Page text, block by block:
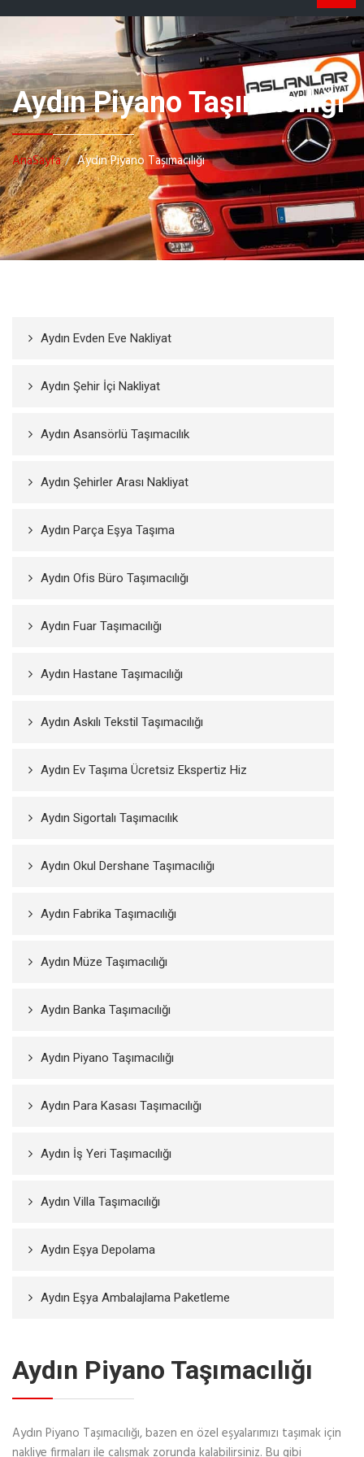
Aydın Piyano Taşımacılığı
AnaSayfa Aydın Piyano Taşımacılığı
Aydın Evden Eve Nakliyat
Aydın Şehir İçi Nakliyat
Aydın Asansörlü Taşımacılık
Aydın Şehirler Arası Nakliyat
Aydın Parça Eşya Taşıma
Aydın Ofis Büro Taşımacılığı
Aydın Fuar Taşımacılığı
Aydın Hastane Taşımacılığı
Aydın Askılı Tekstil Taşımacılığı
Aydın Ev Taşıma Ücretsiz Ekspertiz Hiz
Aydın Sigortalı Taşımacılık
Aydın Okul Dershane Taşımacılığı
Aydın Fabrika Taşımacılığı
Aydın Müze Taşımacılığı
Aydın Banka Taşımacılığı
Aydın Piyano Taşımacılığı
Aydın Para Kasası Taşımacılığı
Aydın İş Yeri Taşımacılığı
Aydın Villa Taşımacılığı
Aydın Eşya Depolama
Aydın Eşya Ambalajlama Paketleme
Aydın Piyano Taşımacılığı
Aydın Piyano Taşımacılığı, bazen en özel eşyalarımızı taşımak için
nakliye firmaları ile çalışmak zorunda kalabilirsiniz. Bu gibi